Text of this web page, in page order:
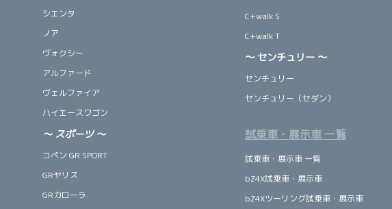
シエンタ
ノア
ヴォクシー
アルファード
ヴェルファイア
ハイエースワゴン
～ スポーツ ～
コペン GR SPORT
GRヤリス
GRカローラ
C+walk S
C+walk T
～ センチュリー ～
センチュリー
センチュリー（セダン）
試乗車・展示車 一覧
試乗車・展示車 一覧
bZ4X試乗車・展示車
bZ4Xツーリング試乗車・展示車